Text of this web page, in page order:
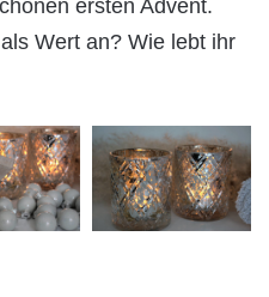
ersten Advent.
Wert an? Wie lebt ihr